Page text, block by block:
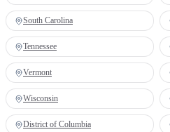
South Carolina
Tennessee
Vermont
Wisconsin
District of Columbia